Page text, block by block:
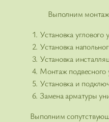
Выполним
Установка углового
Установка
Установка
Монтаж подвесного
Установка и
Замена арматуры
Выполним